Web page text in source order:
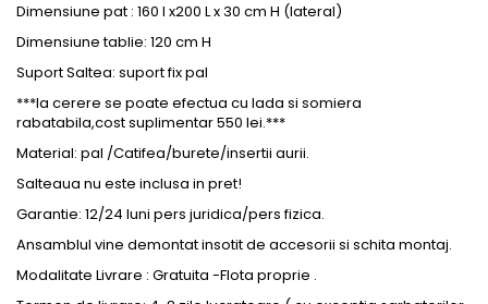
Dimensiune pat : 160 l x200 L x 30 cm H (lateral)
Dimensiunetablie: 120 cm H
Suport Saltea: suport fix pal
***la cerere se poate efectua cu lada si somiera
rabatabila,costsuplimentar 550 lei.***
Material: pal /Catifea/burete/insertii aurii.
Salteaua nu este inclusa in pret!
Garantie: 12/24 luni pers juridica/pers fizica.
Ansamblul vine demontatinsotitde accesorii si schita montaj.
Modalitate Livrare : Gratuita -Flota proprie .